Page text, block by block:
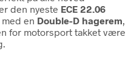
den nyeste ECE 22.06
en Double-D hagerem
for motorsport takket være